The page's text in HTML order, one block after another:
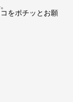
をポチッとお願